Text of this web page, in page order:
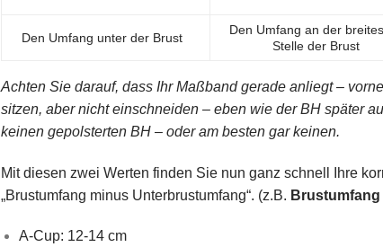
Den Umfang unter der Brust
Den Umfang an der
Stelle der Brust
Achten Sie darauf, dass Ihr Maßband gerade anliegt –
sitzen, aber nicht einschneiden – eben wie der BH später
keinen gepolsterten BH – oder am besten gar keinen.
Mit diesen zwei Werten finden Sie nun ganz schnell Ihre
„Brustumfang minus Unterbrustumfang“. (z.B.
A-Cup: 12-14 cm